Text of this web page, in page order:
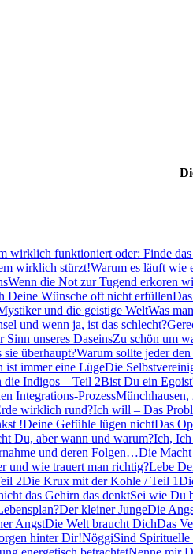
wirklich funktioniert oder: Finde
wirklich stürzt!Warum es läuft wie
Wenn die Not zur Tugend erkoren
Deine Wünsche oft nicht erfüllen
und die geistige WeltWas
und wenn ja, ist das schlecht?
Sinn unseres DaseinsZu schön um
überhaupt?Warum sollte jeder
ist immer eine LügeDie
Indigos – Teil 2Bist Du ein
Integrations-ProzessMünchhausen,
wirklich rund?Ich will – Das
!Deine Gefühle lügen nichtDas
Du, aber wann und warum?Ich, Ich
und deren Folgen…Die Macht
und wie trauert man richtig?Lebe
2Die Krux mit der Kohle / Teil 1
das Gehirn das denktSei wie Du
Der kleiner JungeDie
AngstDie Welt braucht DichDas
hinter Dir!NöggiSind Spirituelle